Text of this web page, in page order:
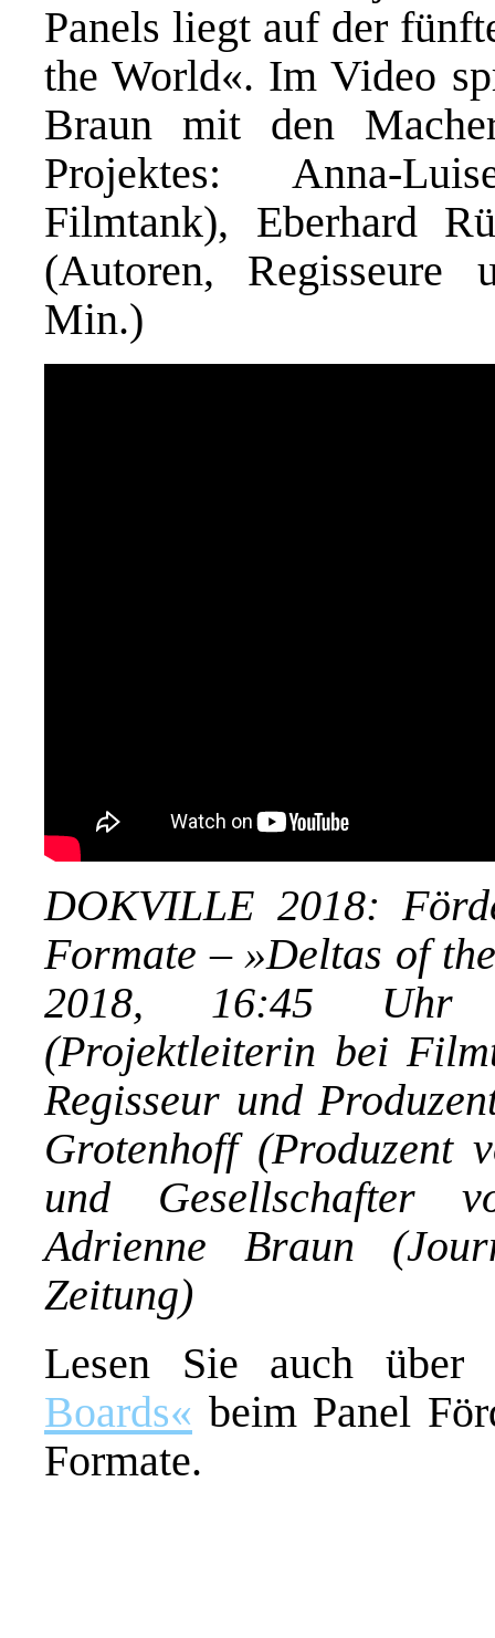
Panels liegt auf der
the World«. Im Video
Braun mit den
Projektes: Anna-
Filmtank), Eberhard
(Autoren, Regisseure
Min.)
DOKVILLE 2018:
Formate – »Deltas of
2018, 16:45 Uhr
(Projektleiterin bei
Regisseur und
Grotenhoff (Produzent
und Gesellschafter
Adrienne Braun
Zeitung)
Lesen Sie auch
Boards« beim Panel
Formate.